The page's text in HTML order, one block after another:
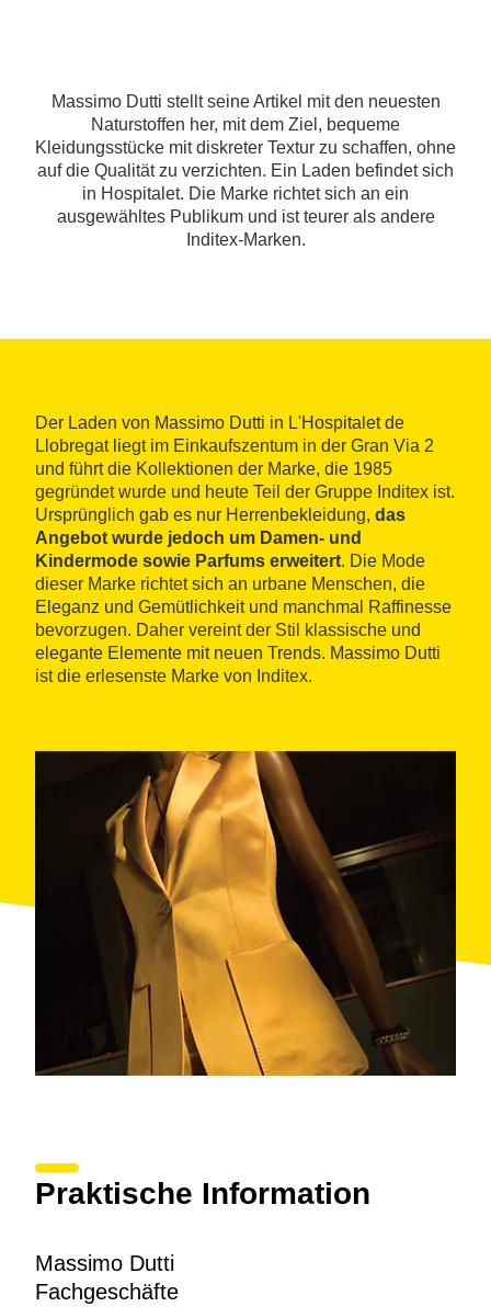
Massimo Dutti stellt seine Artikel mit den neuesten
Naturstoffen her, mit dem Ziel, bequeme
Kleidungsstücke mit diskreter Textur zu schaffen, ohne
auf die Qualität zu verzichten. Ein Laden befindet sich
in Hospitalet. Die Marke richtet sich an ein
ausgewähltes Publikum und ist teurer als andere
Inditex-Marken.
Der Laden von Massimo Dutti in L'Hospitalet de
Llobregat liegt im Einkaufszentum in der Gran Via 2
und führt die Kollektionen der Marke, die 1985
gegründet wurde und heute Teil der Gruppe Inditex ist.
Ursprünglich gab es nur Herrenbekleidung, das
Angebot wurde jedoch um Damen- und
Kindermode sowie Parfums erweitert. Die Mode
dieser Marke richtet sich an urbane Menschen, die
Eleganz und Gemütlichkeit und manchmal Raffinesse
bevorzugen. Daher vereint der Stil klassische und
elegante Elemente mit neuen Trends. Massimo Dutti
ist die erlesenste Marke von Inditex.
Praktische Information
Massimo Dutti
Fachgeschäfte